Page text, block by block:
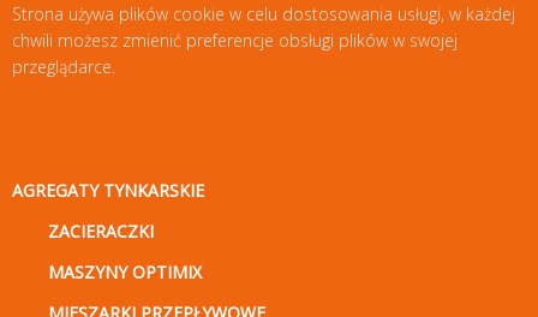
Strona używa plików cookie w celu dostosowania usługi, w każdej
chwili możesz zmienić preferencje obsługi plików w swojej
przeglądarce.
AGREGATY TYNKARSKIE
ZACIERACZKI
MASZYNY OPTIMIX